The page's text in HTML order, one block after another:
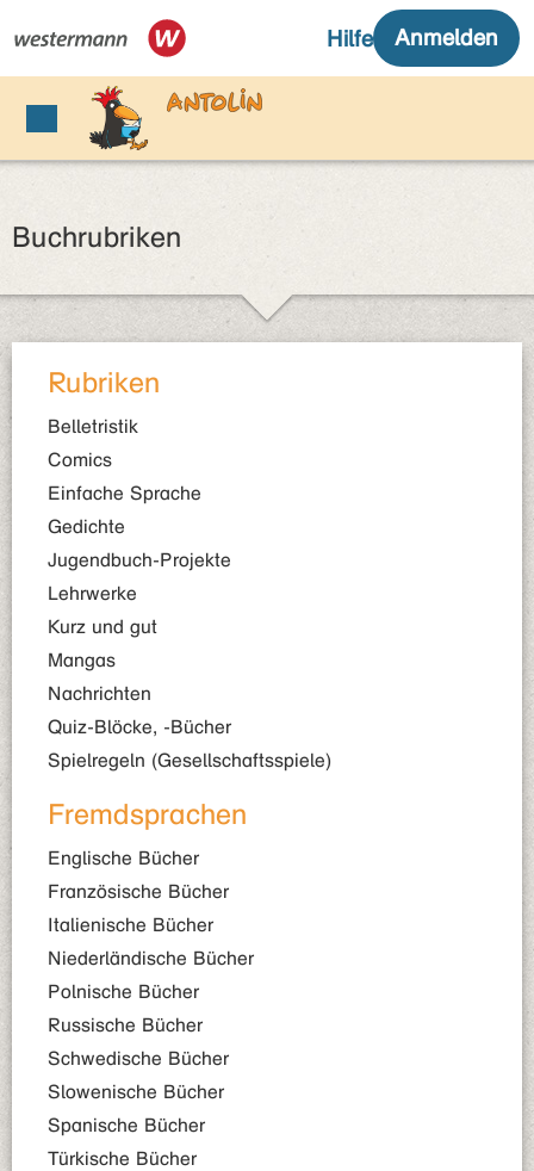
Buchrubriken
Rubriken
Belletristik
Comics
Einfache Sprache
Gedichte
Jugendbuch-Projekte
Lehrwerke
Kurz und gut
Mangas
Nachrichten
Quiz-Blöcke, -Bücher
Spielregeln (Gesellschaftsspiele)
Fremdsprachen
Englische Bücher
Französische Bücher
Italienische Bücher
Niederländische Bücher
Polnische Bücher
Russische Bücher
Schwedische Bücher
Slowenische Bücher
Spanische Bücher
Türkische Bücher